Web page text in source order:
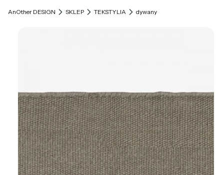
AnOther DESIGN SKLEP TEKSTYLIA dywany